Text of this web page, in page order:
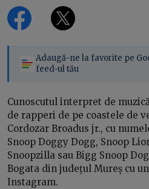
Adaugă-ne la favorite pe
feed-ul tău
Cunoscutul interpret de
de rapperi de pe coastele de
Cordozar Broadus jr., cu
Snoop Doggy Dogg, Snoop
Snoopzilla sau Bigg Snoop
Bogata din județul Mureș cu
Instagram.